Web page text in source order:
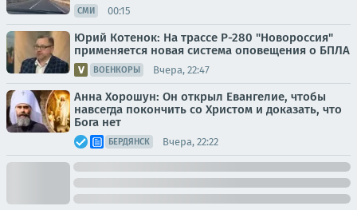
СМИ 00:15
Юрий Котенок: На трассе Р-280 "Новороссия"
применяется новая система оповещения о БПЛА
ВОЕНКОРЫ Вчера, 22:47
Анна Хорошун: Он открыл Евангелие, чтобы
навсегда покончить со Христом и доказать, что
Бога нет
БЕРДЯНСК Вчера, 22:22